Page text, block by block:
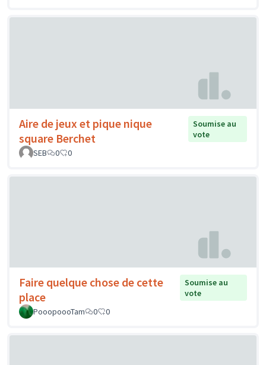
Aire de jeux et pique nique
square Berchet
Soumise au
vote
SEB
0 0
Faire quelque chose de cette
place
Soumise au
vote
PooopoooTam
0 0